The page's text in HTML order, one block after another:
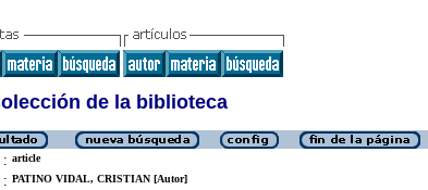
de la biblioteca
: article
: PATINO VIDAL, CRISTIAN [Autor]